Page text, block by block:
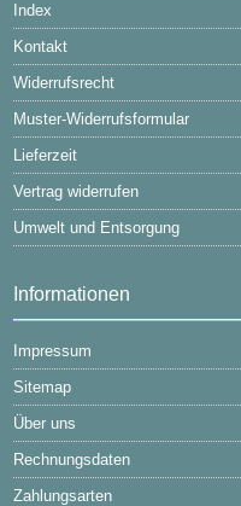
Index
Kontakt
Widerrufsrecht
Muster-Widerrufsformular
Lieferzeit
Vertrag widerrufen
Umwelt und Entsorgung
Informationen
Impressum
Sitemap
Über uns
Rechnungsdaten
Zahlungsarten